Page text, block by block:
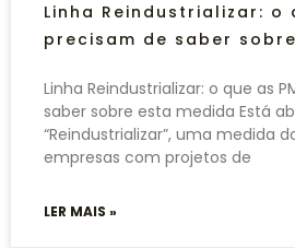
Linha Reindustrializar: o
precisam de saber
Linha Reindustrializar: o que as
saber sobre esta medida Está
“Reindustrializar”, uma medida
empresas com projetos de
LER MAIS »